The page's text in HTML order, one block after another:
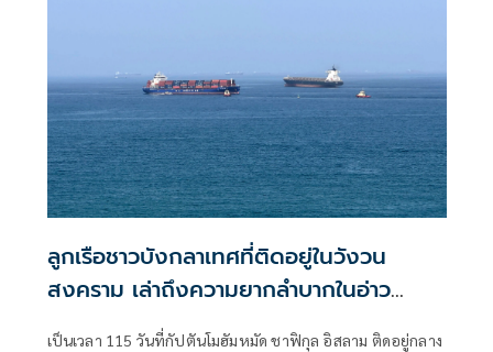
ลูกเรือชาวบังกลาเทศที่ติดอยู่ในวังวน
สงคราม เล่าถึงความยากลำบากในอ่าว
เปอร์เซีย
เป็นเวลา 115 วันที่กัปตันโมฮัมหมัด ชาฟิกุล อิสลาม ติดอยู่กลาง